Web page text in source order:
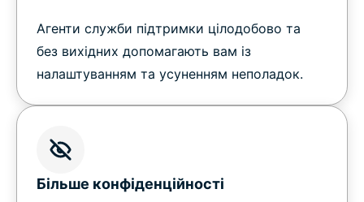
Агенти служби підтримки цілодобово та
без вихідних допомагають вам із
налаштуванням та усуненням неполадок.
Більше конфіденційності